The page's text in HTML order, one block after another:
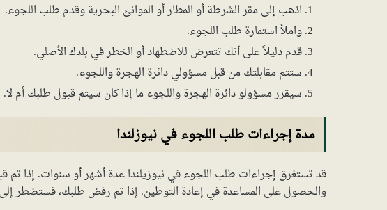
اذهب إلى مقر الشرطة أو المطار أو الموانئ البحرية وقدم طلب اللجوء.
واملأ استمارة طلب اللجوء.
قدم دليلاً على أنك تتعرض للاضطهاد أو الخطر في بلدك الأصلي.
ستتم مقابلتك من قبل مسؤولي دائرة الهجرة واللجوء.
سيقرر مسؤولو دائرة الهجرة واللجوء ما إذا كان سيتم قبول طلبك أم لا.
مدة إجراءات طلب اللجوء في نيوزلندا
قد تستغرق إجراءات طلب اللجوء في نيوزيلندا عدة أشهر أو سنوات. إذا
والحصول على المساعدة في إعادة التوطين. إذا تم رفض طلبك، فستضطر إلى